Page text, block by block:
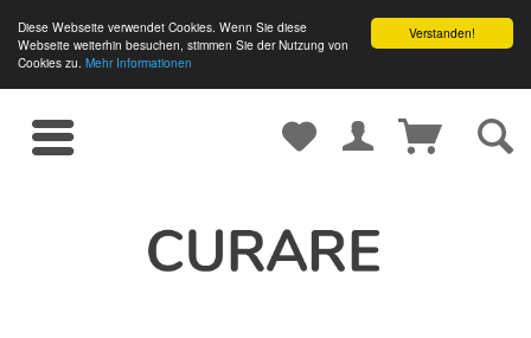
Verstanden!
Diese Webseite verwendet Cookies. Wenn Sie diese
Webseite weiterhin besuchen, stimmen Sie der Nutzung von
Cookies zu. Mehr Informationen